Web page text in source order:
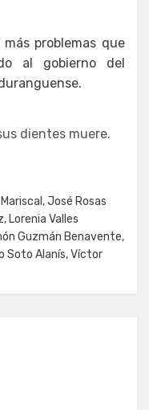
problemas que
al gobierno del
dientes muere.
,José Rosas
,Lorenia Valles
Guzmán Benavente,
Soto Alanís,Víctor